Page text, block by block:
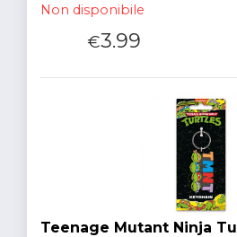
Non disponibile
€3.99
Teenage Mutant Ninja